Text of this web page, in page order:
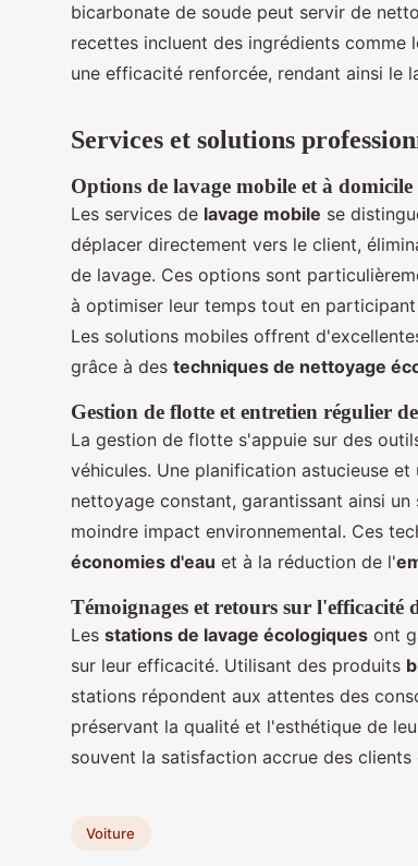
bicarbonate de soude peut servir de
recettes incluent des ingrédients comme
une efficacité renforcée, rendant ainsi le
Services et solutions
Options de lavage mobile et à domicile
Les services de lavage mobile se
déplacer directement vers le client,
de lavage. Ces options sont
à optimiser leur temps tout en
Les solutions mobiles offrent
grâce à des techniques de nettoyage
Gestion de flotte et entretien régulier
La gestion de flotte s'appuie sur des
véhicules. Une planification astucieuse
nettoyage constant, garantissant ainsi un
moindre impact environnemental. Ces
économies d'eau et à la réduction de l'
Témoignages et retours sur l'efficacité
Les stations de lavage écologiques ont
sur leur efficacité. Utilisant des produits
stations répondent aux attentes des
préservant la qualité et l'esthétique de
souvent la satisfaction accrue des
Voiture